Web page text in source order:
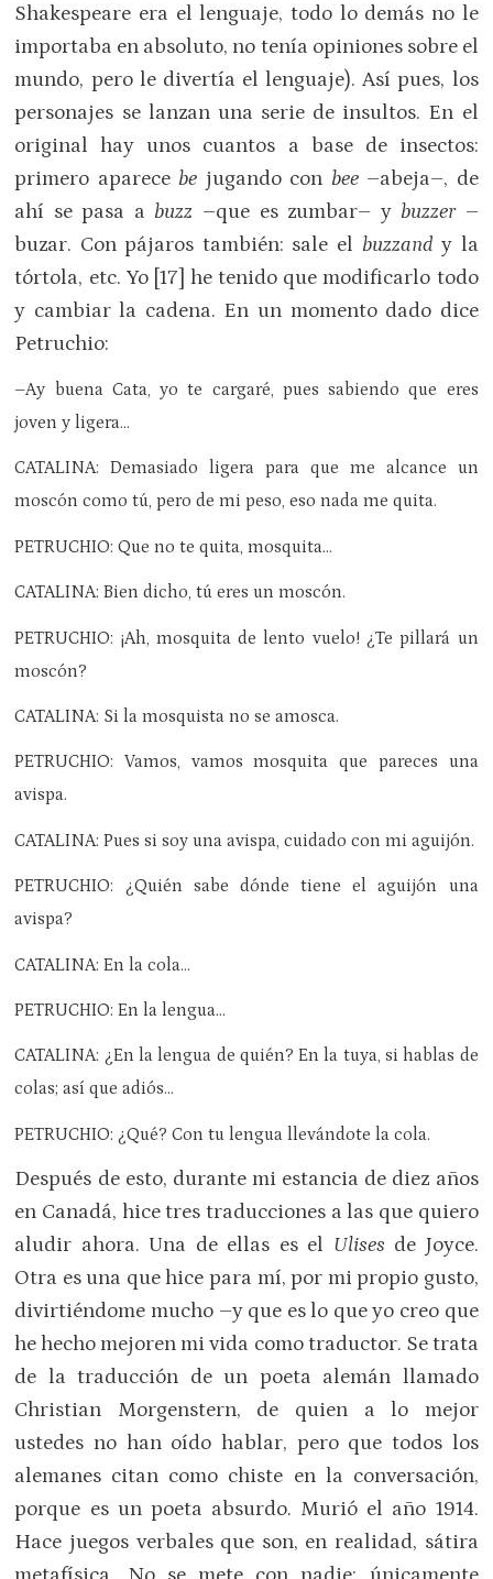
Shakespeare era el lenguaje, todo lo demás no le
importaba en absoluto, no tenía opiniones sobre el
mundo, pero le divertía el lenguaje). Así pues, los
personajes se lanzan una serie de insultos. En el
original hay unos cuantos a base de insectos:
primero aparece be jugando con bee–abeja–, de
ahí se pasa a buzz –que es zumbar– y buzzer–
buzar. Con pájaros también: sale el buzzand y la
tórtola, etc. Yo [17] he tenido que modificarlo todo
y cambiar la cadena. En un momento dado dice
Petruchio:
–Ay buena Cata, yo te cargaré, pues sabiendo que eres
joven y ligera…
CATALINA: Demasiado ligera para que me alcance un
moscón como tú, pero de mi peso, eso nada me quita.
PETRUCHIO: Que no te quita, mosquita…
CATALINA: Bien dicho, tú eres un moscón.
PETRUCHIO: ¡Ah, mosquita de lento vuelo! ¿Te pillará un
moscón?
CATALINA: Si la mosquista no se amosca.
PETRUCHIO: Vamos, vamos mosquita que pareces una
avispa.
CATALINA: Pues si soy una avispa, cuidado con mi aguijón.
PETRUCHIO: ¿Quién sabe dónde tiene el aguijón una
avispa?
CATALINA: En la cola…
PETRUCHIO: En la lengua…
CATALINA: ¿En la lengua de quién? En la tuya, si hablas de
colas; así que adiós…
PETRUCHIO: ¿Qué? Con tu lengua llevándote la cola.
Después de esto, durante mi estancia de diez años
en Canadá, hice tres traducciones a las que quiero
aludir ahora. Una de ellas es el Ulises de Joyce.
Otra es una que hice para mí, por mi propio gusto,
divirtiéndome mucho –y que es lo que yo creo que
he hecho mejoren mi vida como traductor. Se trata
de la traducción de un poeta alemán llamado
Christian Morgenstern, de quien a lo mejor
ustedes no han oído hablar, pero que todos los
alemanes citan como chiste en la conversación,
porque es un poeta absurdo. Murió el año 1914.
Hace juegos verbales que son, en realidad, sátira